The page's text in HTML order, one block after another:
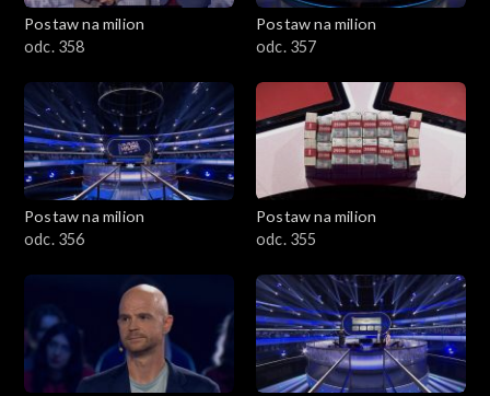
Postaw na milion
odc. 358
Postaw na milion
odc. 357
Postaw na milion
odc. 356
Postaw na milion
odc. 355